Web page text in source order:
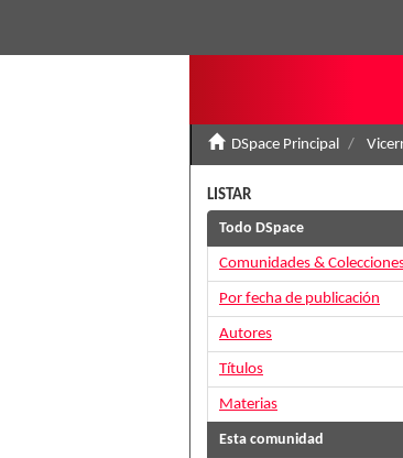
DSpace Principal
LISTAR
Todo DSpace
Comunidades &
Por fecha de publicación
Autores
Títulos
Materias
Esta comunidad